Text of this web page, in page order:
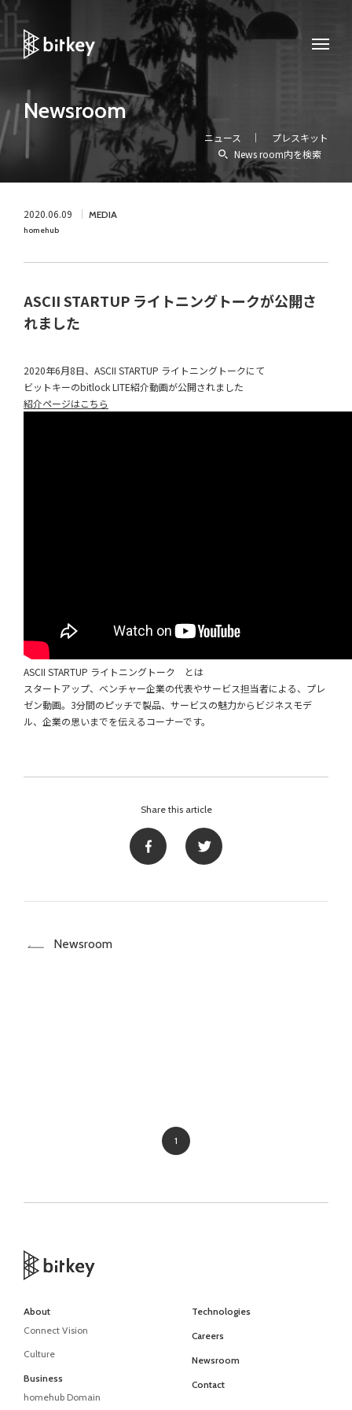
Newsroom
ニュース
プレスキット
News room内を検索
2020.06.09 MEDIA
homehub
ASCII STARTUP ライトニングトークが公開さ
れました
2020年6月8日、ASCII STARTUP ライトニングトークにて
ビットキーのbitlock LITE紹介動画が公開されました
紹介ページはこちら
ASCII STARTUP ライトニングトーク とは
スタートアップ、ベンチャー企業の代表やサービス担当者による、プレ
ゼン動画。3分間のピッチで製品、サービスの魅力からビジネスモデ
ル、企業の思いまでを伝えるコーナーです。
Share this article
Newsroom
1
About
Connect Vision
Culture
Business
homehub Domain
Technologies
Careers
Newsroom
Contact